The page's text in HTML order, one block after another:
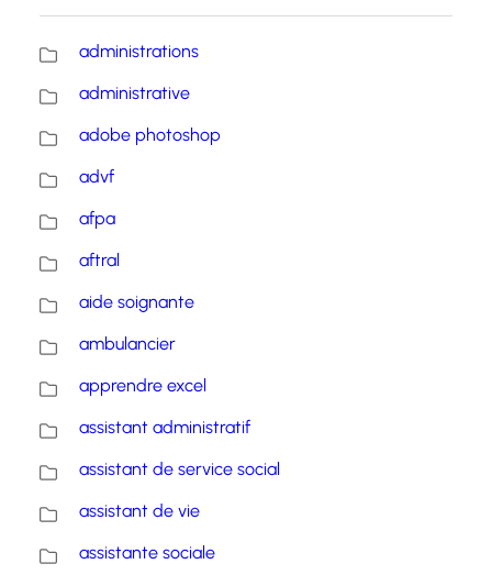
administrations
administrative
adobe photoshop
advf
afpa
aftral
aide soignante
ambulancier
apprendre excel
assistant administratif
assistant de service social
assistant de vie
assistante sociale